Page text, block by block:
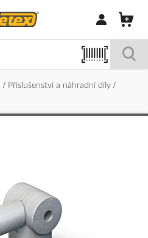
Přihlásit/
Příslušenství a náhradní díly